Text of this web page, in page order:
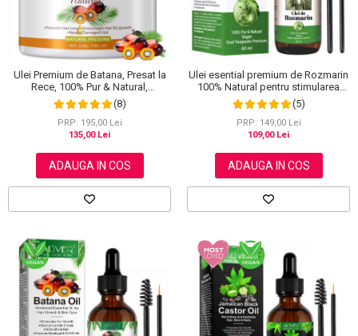
Scrub / Balsam de buze
Netestate pe Animale
Ulei Premium de Batana, Presat la
Rece, 100% Pur & Natural,
Stopeaza Caderea Parului, Efect
Puternic Regenerator, 220 g
(8)
PRP: 195,00 Lei
135,00 Lei
ADAUGA IN COS
Ulei esential premium de Rozmarin
100% Natural pentru stimularea
cresterii parului, genelor,
sprancenelor sau unghiilor, NOVA
KISS® 60 ml
(5)
PRP: 149,00 Lei
109,00 Lei
ADAUGA IN COS